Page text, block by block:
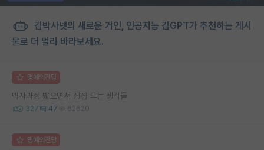
김박사넷의 새로운 거인, 인공지능 김GPT가 추천하는 게시
물로 더 멀리 바라보세요.
명예의전당
박사과정 밟으면서 점점 드는 생각들
327 47 62620
명예의전당